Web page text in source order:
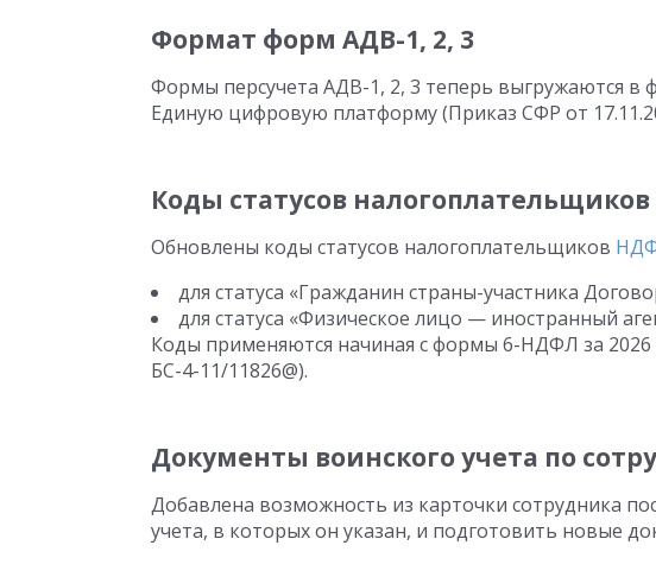
Формат форм АДВ-1, 2, 3
Формы персучета АДВ-1, 2, 3 теперь выгружаются
Единую цифровую платформу (Приказ СФР от
Коды статусов
Обновлены коды статусов налогоплательщиков
для статуса «Гражданин страны-участника
для статуса «Физическое лицо — иностранный
Коды применяются начиная с формы 6-НДФЛ за
БС-4-11/11826@).
Документы воинского учета по
Добавлена возможность из карточки сотрудника
учета, в которых он указан, и подготовить новые